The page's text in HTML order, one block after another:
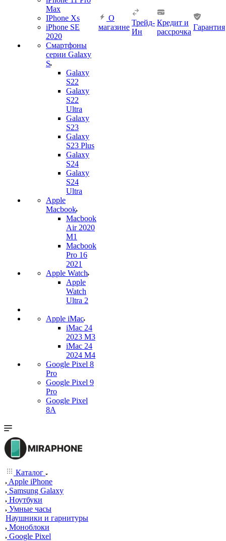
Max
IPhone Xs
iPhone SE
2020
Смартфоны
серии Galaxy
S
Galaxy
S22
Galaxy
S22
Ultra
Galaxy
S23
Galaxy
S23 Plus
Galaxy
S24
Galaxy
S24
Ultra
Apple
Macbook
Macbook
Air 2020
M1
Macbook
Pro 16
2021
Apple Watch
Apple
Watch
Ultra 2
Apple iMac
iMac 24
2023 M3
iMac 24
2024 M4
Google Pixel 8
Pro
Google Pixel 9
Pro
Google Pixel
8A
О
магазине
Трейд-
Ин
Кредит и
рассрочка
Гарантия
Каталог
Apple iPhone
Samsung Galaxy
Ноутбуки
Умные часы
Наушники и гарнитуры
Моноблоки
Google Pixel